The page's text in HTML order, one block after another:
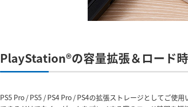
PlayStation®の容量拡張＆ロード
PS5 Pro / PS5 / PS4 Pro / PS4の拡張ストレージとしてご使